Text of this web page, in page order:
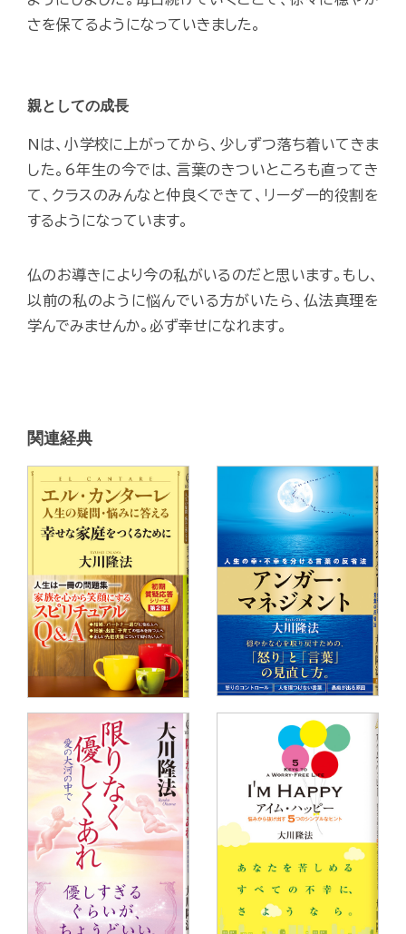
さを保てるようになっていきました。
親としての成長
Nは、小学校に上がってから、少しずつ落ち着いてきま
した。6年生の今では、言葉のきついところも直ってき
て、クラスのみんなと仲良くできて、リーダー的役割を
するようになっています。
仏のお導きにより今の私がいるのだと思います。もし、
以前の私のように悩んでいる方がいたら、仏法真理を
学んでみませんか。必ず幸せになれます。
関連経典